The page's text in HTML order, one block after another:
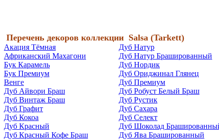
Перечень декоров коллекции Salsa (Tarkett)
Акация Тёмная
Африканский Махагони
Бук Карамель
Бук Премиум
Венге
Дуб Айвори Браш
Дуб Винтаж Браш
Дуб Графит
Дуб Кокоа
Дуб Красный
Дуб Красный Кофе Браш
Дуб Натур
Дуб Натур Брашированный
Дуб Нордик
Дуб Ориджинал Глянец
Дуб Премиум
Дуб Робуст Белый Браш
Дуб Рустик
Дуб Сахара
Дуб Селект
Дуб Шоколад
Дуб Ява Брашированный